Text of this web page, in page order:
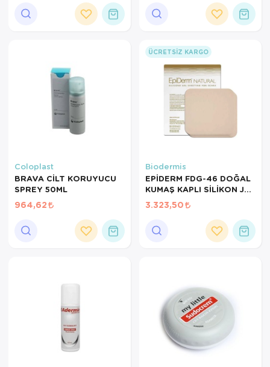
Coloplast
BRAVA CİLT KORUYUCU
SPREY 50ML
964,62
ÜCRETSIZ KARGO
Biodermis
EPİDERM FDG-46 DOĞAL
KUMAŞ KAPLI SİLİKON JEL
TABAKA YARA İZİ
GİDERİCİ
14.5CMX12CM/0.09CM
3.323,50